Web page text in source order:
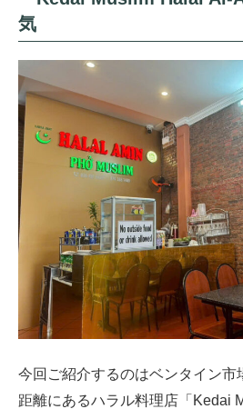
気
今回ご紹介するのはベンタイン市
距離にあるハラル料理店「Kedai